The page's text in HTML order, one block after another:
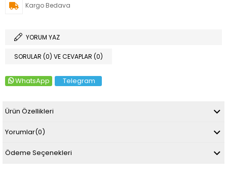
Kargo Bedava
YORUM YAZ
SORULAR (0) VE CEVAPLAR (0)
WhatsApp Telegram
Ürün Özellikleri
Yorumlar(0)
Ödeme Seçenekleri